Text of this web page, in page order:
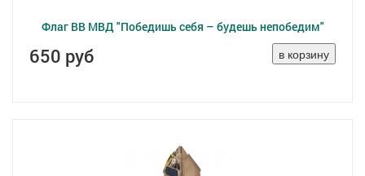
Флаг ВВ МВД "Победишь себя – будешь непобедим"
650 руб